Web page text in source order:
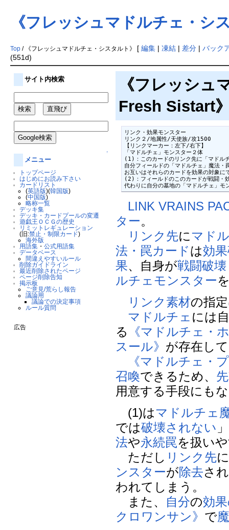
《フレッシュマドルチェ・シ
Top/ 《フレッシュマドルチェ・シスタルト》 [ 編集| 凍結| 差分| バック
(551d)
サイト内検索
↑
メニュー
トップページ
はじめにお読み下さい
カードリスト
(英語版)(韓国版)
(中国版)
略称一覧
デッキ集
デッキ・カードプールの変遷
遊戯王ＯＣＧの歴史
リミットレギュレーション
(旧:禁止・制限カード)
海外版
用語集 ・公式用語集
データベース
間違えやすいルール
削除ガイドライン
最近削除されたページ
ページ削除告知
掲示板
ご意見/荒らし報告
議論用
議論での決定事項
ルール質問
広告
《フレッシュ
Fresh Sistart
リンク・効果モンスター
リンク２/地属性/天使族/攻1500
【リンクマーカー：左下/右下】
「マドルチェ」モンスター２体
(1)：このカードのリンク先に「マドル
自分フィールドの「マドルチェ」魔法・
お互いはそれらのカードを効果の対象に
(2)：フィールドのこのカードが戦闘・
代わりに自分の墓地の「マドルチェ」モ
LINK VRAINS
ター。
リンク先にマド
法・罠カードは効
果、自身が戦闘破壊
ルチェモンスター
リンク素材の指
マドルチェ には
る
《マドルチェ・
スール》 が存在し
《マドルチェ・
召喚できるため、
用意する手段にも
(1)はマドルチェ
では破壊されない
法や永続罠を扱い
ただし リンク先
ンスターが除去さ
われてしまう。
また、
自分の効
クロワンサン》 で